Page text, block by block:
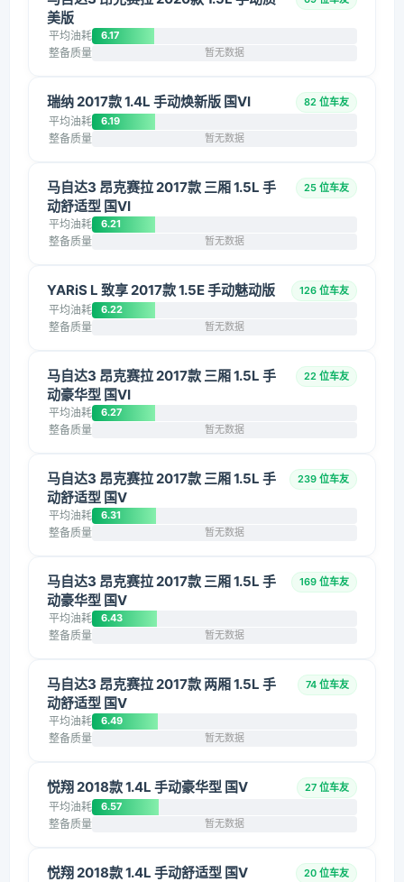
美版
平均油耗 6.17
整备质量 暂无数据
瑞纳 2017款 1.4L 手动焕新版 国VI 82 位车友
平均油耗 6.19
整备质量 暂无数据
马自达3 昂克赛拉 2017款 三厢 1.5L 手
动舒适型 国VI
25 位车友
平均油耗 6.21
整备质量 暂无数据
YARiS L 致享 2017款 1.5E 手动魅动版 126 位车友
平均油耗 6.22
整备质量 暂无数据
马自达3 昂克赛拉 2017款 三厢 1.5L 手
动豪华型 国VI
22 位车友
平均油耗 6.27
整备质量 暂无数据
马自达3 昂克赛拉 2017款 三厢 1.5L 手
动舒适型 国V
239 位车友
平均油耗 6.31
整备质量 暂无数据
马自达3 昂克赛拉 2017款 三厢 1.5L 手
动豪华型 国V
169 位车友
平均油耗 6.43
整备质量 暂无数据
马自达3 昂克赛拉 2017款 两厢 1.5L 手
动舒适型 国V
74 位车友
平均油耗 6.49
整备质量 暂无数据
悦翔 2018款 1.4L 手动豪华型 国V 27 位车友
平均油耗 6.57
整备质量 暂无数据
悦翔 2018款 1.4L 手动舒适型 国V 20 位车友